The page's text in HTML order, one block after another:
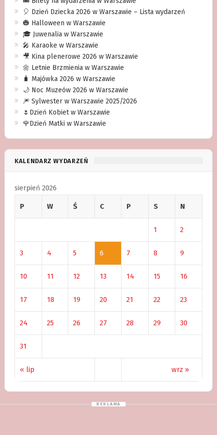
🎈 Dzień Dziecka 2026 w Warszawie – Lista wydarzeń
🎃 Halloween w Warszawie
🎓 Juwenalia w Warszawie
🎤 Karaoke w Warszawie
🎥 Kina plenerowe 2026 w Warszawie
🌼 Letnie Brzmienia w Warszawie
🧳 Majówka 2026 w Warszawie
🌙 Noc Muzeów 2026 w Warszawie
🎆 Sylwester w Warszawie 2025/2026
🌷Dzień Kobiet w Warszawie
🌹Dzień Matki w Warszawie
KALENDARZ WYDARZEŃ
sierpień 2026
P W Ś C P S N
« lip wrz »
1 2
3 4 5 6 7 8 9
10 11 12 13 14 15 16
17 18 19 20 21 22 23
24 25 26 27 28 29 30
31